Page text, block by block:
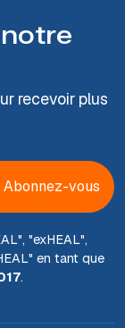
recevoir plus
Abonnez-vous
", "exHEAL",
" en tant que
.